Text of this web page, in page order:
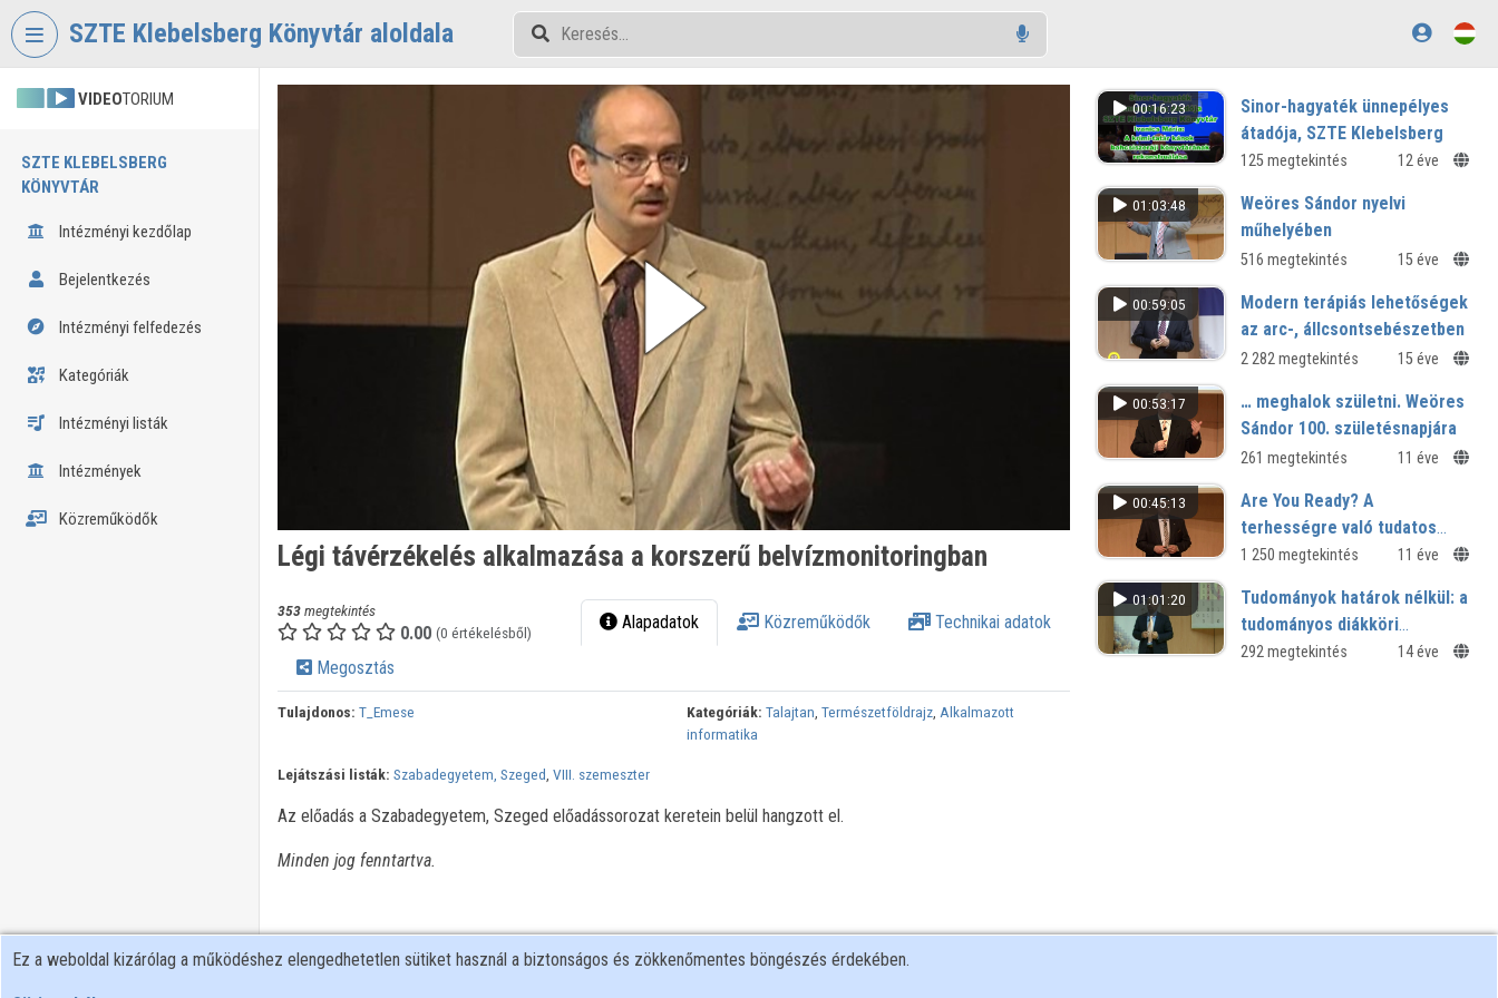
Fejléc kihagyása
SZTE Klebelsberg Könyvtár aloldala
VIDEOTORIUM
SZTE KLEBELSBERG
KÖNYVTÁR
Intézményi kezdőlap
Bejelentkezés
Intézményi felfedezés
Kategóriák
Intézményi listák
Intézmények
Közreműködők
Légi távérzékelés alkalmazása a korszerű belvízmonitoringban
353megtekintés
0.00 (0 értékelésből) Alapadatok Közreműködők Technikai adatok
Megosztás
Tulajdonos: T_Emese Kategóriák: Talajtan,Természetföldrajz,Alkalmazott
informatika
Lejátszási listák: Szabadegyetem, Szeged, VIII. szemeszter
Az előadás a Szabadegyetem, Szeged előadássorozat keretein belül hangzott el.
Minden jog fenntartva.
00:16:23
Sinor-hagyaték ünnepélyes
átadója, SZTE Klebelsberg
Könyvtár
könyvtárának rekonstruálása
125 megtekintés 12 éve
01:03:48
Weöres Sándor nyelvi
műhelyében
516 megtekintés 15 éve
00:59:05
Modern terápiás lehetőségek
az arc-, állcsontsebészetben
2 282 megtekintés 15 éve
00:53:17
… meghalok születni. Weöres
Sándor 100. születésnapjára
261 megtekintés 11 éve
00:45:13
Are You Ready? A
terhességre való tudatos
felkészülés
1 250 megtekintés 11 éve
01:01:20
Tudományok határok nélkül: a
tudományos diákköri
munkától a Nobel-díjig
292 megtekintés 14 éve
Ez a weboldal kizárólag a működéshez elengedhetetlen sütiket használ a biztonságos és zökkenőmentes böngészés érdekében.